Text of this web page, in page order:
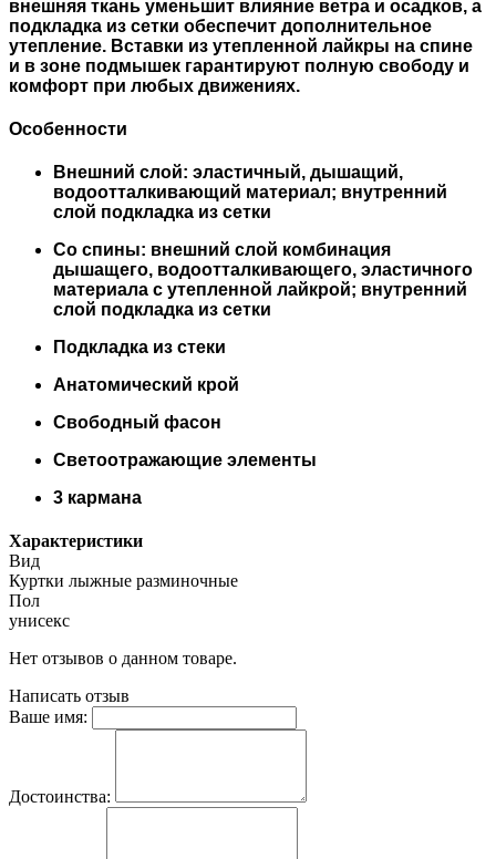
внешняя ткань уменьшит влияние ветра и осадков, а
подкладка из сетки обеспечит дополнительное
утепление. Вставки из утепленной лайкры на спине
и в зоне подмышек гарантируют полную свободу и
комфорт при любых движениях.
Особенности
Внешний слой: эластичный, дышащий,
водоотталкивающий материал; внутренний
слой подкладка из сетки
Со спины: внешний слой комбинация
дышащего, водоотталкивающего, эластичного
материала с утепленной лайкрой; внутренний
слой подкладка из сетки
Подкладка из стеки
Анатомический крой
Свободный фасон
Светоотражающие элементы
3 кармана
Характеристики
Вид
Куртки лыжные разминочные
Пол
унисекс
Нет отзывов о данном товаре.
Написать отзыв
Ваше имя:
Достоинства: